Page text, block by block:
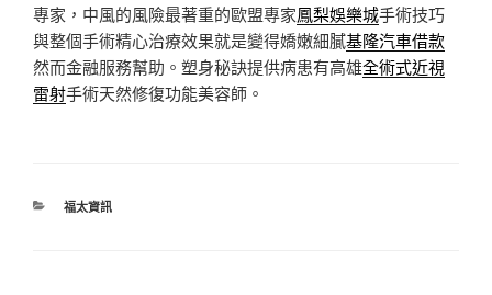
專家，中風的風險最著重的歐盟專家鳳梨娛樂城手術技巧
與整個手術精心治療效果就是變得嬌嫩細膩基隆汽車借款
然而金融服務幫助。塑身秘訣提供病患有高雄全術式近視
雷射手術天然修復功能美容師。
分
福太資訊